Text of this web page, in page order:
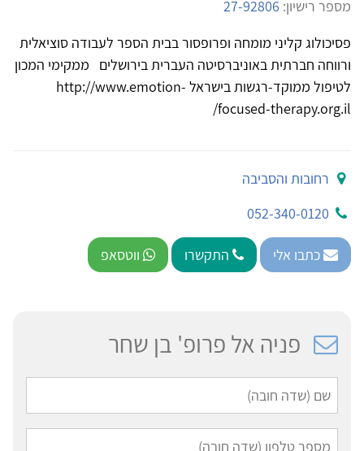
מספר רישיון: 27-92806
פסיכולוג קליני מומחה ופרופסור בבית הספר לעבודה סוציאלית
ורווחה חברתית באוניברסיטה העברית בירושלים ממקימי המכון
לטיפול ממוקד-רגשות בישראל http://www.emotion-
focused-therapy.org.il/
רחובות והסביבה
052-340-0120
כתבו אלי התקשרו ווטסאפ
פניה אל פרופ' בן שחר